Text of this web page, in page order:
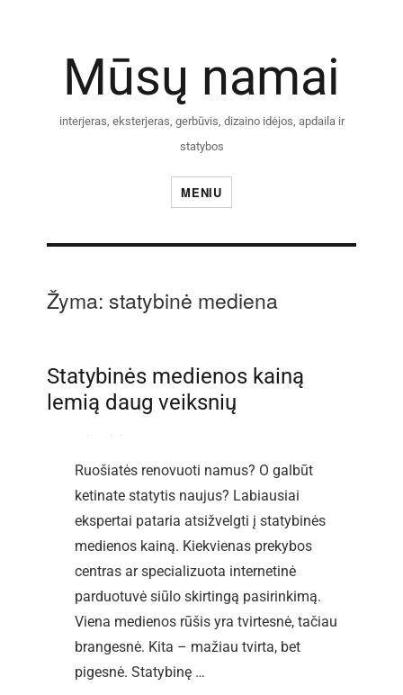
Mūsų namai
interjeras, eksterjeras, gerbūvis, dizaino idėjos, apdaila ir
statybos
MENIU
Žyma: statybinė mediena
Statybinės medienos kainą
lemią daug veiksnių
straipsniai
Ruošiatės renovuoti namus? O galbūt
ketinate statytis naujus? Labiausiai
ekspertai pataria atsižvelgti į statybinės
medienos kainą. Kiekvienas prekybos
centras ar specializuota internetinė
parduotuvė siūlo skirtingą pasirinkimą.
Viena medienos rūšis yra tvirtesnė, tačiau
brangesnė. Kita – mažiau tvirta, bet
pigesnė. Statybinę …